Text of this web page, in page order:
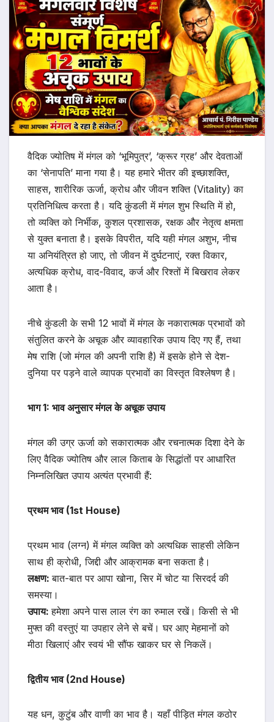
वैदिक ज्योतिष में मंगल को ‘भूमिपुत्र’, ‘क्रूर ग्रह’ और देवताओं
का ‘सेनापति’ माना गया है। यह हमारे भीतर की इच्छाशक्ति,
साहस, शारीरिक ऊर्जा, क्रोध और जीवन शक्ति (Vitality) का
प्रतिनिधित्व करता है। यदि कुंडली में मंगल शुभ स्थिति में हो,
तो व्यक्ति को निर्भीक, कुशल प्रशासक, रक्षक और नेतृत्व क्षमता
से युक्त बनाता है। इसके विपरीत, यदि यही मंगल अशुभ, नीच
या अनियंत्रित हो जाए, तो जीवन में दुर्घटनाएं, रक्त विकार,
अत्यधिक क्रोध, वाद-विवाद, कर्ज और रिश्तों में बिखराव लेकर
आता है।
नीचे कुंडली के सभी 12 भावों में मंगल के नकारात्मक प्रभावों को
संतुलित करने के अचूक और व्यावहारिक उपाय दिए गए हैं, तथा
मेष राशि (जो मंगल की अपनी राशि है) में इसके होने से देश-
दुनिया पर पड़ने वाले व्यापक प्रभावों का विस्तृत विश्लेषण है।
भाग 1: भाव अनुसार मंगल के अचूक उपाय
मंगल की उग्र ऊर्जा को सकारात्मक और रचनात्मक दिशा देने के
लिए वैदिक ज्योतिष और लाल किताब के सिद्धांतों पर आधारित
निम्नलिखित उपाय अत्यंत प्रभावी हैं:
प्रथम भाव (1st House)
प्रथम भाव (लग्न) में मंगल व्यक्ति को अत्यधिक साहसी लेकिन
साथ ही क्रोधी, जिद्दी और आक्रामक बना सकता है।
लक्षण:बात-बात पर आपा खोना, सिर में चोट या सिरदर्द की
समस्या।
उपाय:हमेशा अपने पास लाल रंग का रुमाल रखें। किसी से भी
मुफ्त की वस्तुएं या उपहार लेने से बचें। घर आए मेहमानों को
मीठा खिलाएं और स्वयं भी सौंफ खाकर घर से निकलें।
द्वितीय भाव (2nd House)
यह धन, कुटुंब और वाणी का भाव है। यहाँ पीड़ित मंगल कठोर